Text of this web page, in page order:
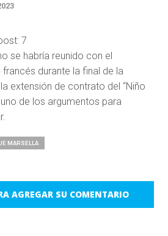
7
se habría reunido con el
durante la final de la
extensión de contrato del “Niño
de los argumentos para
MARSELLA
AGREGAR SU COMENTARIO